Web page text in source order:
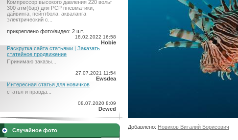
Компрессор высокого давления 220 вольт
300 атм(бар) для PCP пневматики,
дайвинга, пейнтбола, акваланга
электрический c...
прикреплено фото/видео: 2 шт.
18.02.2022 16:58
Hobie
Раскрутка сайта статьями | Заказать
статейное продвижение
Принимаю заказы...
27.07.2021 11:54
Ewsdea
Интересная статья для новичков
статья и правда...
08.07.2020 8:09
Dewed
Случайное фото
Добавлено: Новиков Виталий Борисович